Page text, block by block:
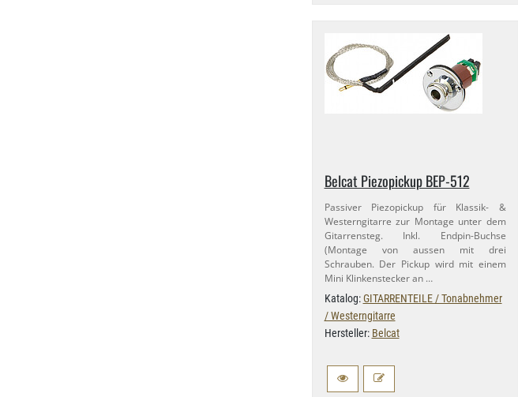
Belcat Piezopickup BEP-​512
Passiver Piezopickup für Klassik- &
Westerngitarre zur Montage unter dem
Gitarrensteg. Inkl. Endpin-​Buchse
(Montage von aussen mit drei
Schrauben. Der Pickup wird mit einem
Mini Klinkenstecker an …
Katalog:GITARRENTEILE / Tonabnehmer
/ Westerngitarre
Hersteller: Belcat